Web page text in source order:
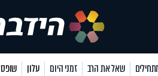
שאל את הרב זמני היום עלון שופס